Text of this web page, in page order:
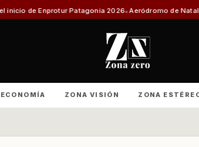
Patagonia 2026 Aeródromo de Natales:
ZONA VISIÓN ZONA